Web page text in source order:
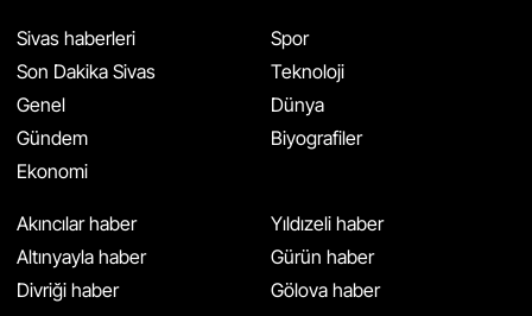
Sivas haberleri
Son Dakika Sivas
Genel
Gündem
Ekonomi
Spor
Teknoloji
Dünya
Biyografiler
Akıncılar haber
Altınyayla haber
Divriği haber
Yıldızeli haber
Gürün haber
Gölova haber